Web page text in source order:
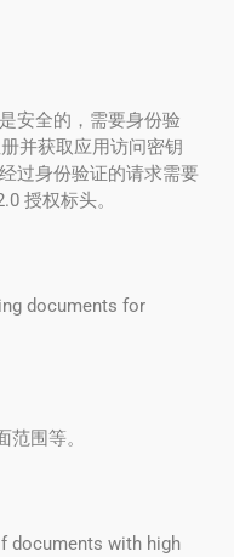
安全的，需要身份验
并获取应用访问密钥
过身份验证的请求需要
授权标头。
documents for
围等。
documents with high